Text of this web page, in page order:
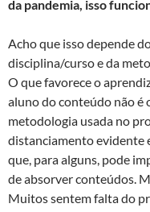
da pandemia, isso
Acho que isso depende
disciplina/curso e da
O que favorece o
aluno do conteúdo não é
metodologia usada no
distanciamento evidente
que, para alguns, pode
de absorver conteúdos.
Muitos sentem falta do